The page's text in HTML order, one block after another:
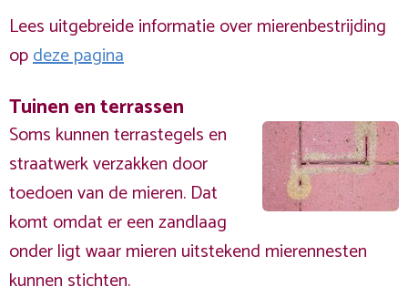
Lees uitgebreide informatie over mierenbestrijding
opdeze pagina
Tuinen en terrassen
Soms kunnen terrastegels en
straatwerk verzakken door
toedoen van de mieren. Dat
komt omdat er een zandlaag
onder ligt waar mieren uitstekend mierennesten
kunnen stichten.